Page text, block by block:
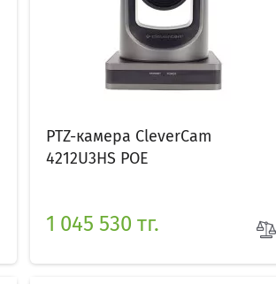
PTZ-камера CleverCam
4212U3HS POE
1 045 530 тг.